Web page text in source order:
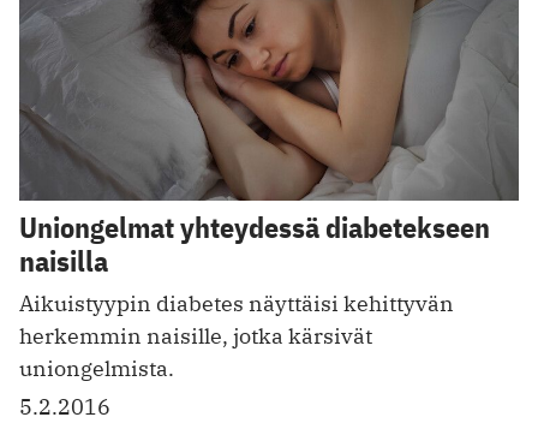
Uniongelmat yhteydessä diabetekseen
naisilla
Aikuistyypin diabetes näyttäisi kehittyvän
herkemmin naisille, jotka kärsivät
uniongelmista.
5.2.2016